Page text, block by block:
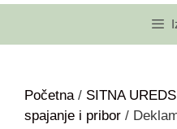
Početna/ SITNA
spajanje i pribor /